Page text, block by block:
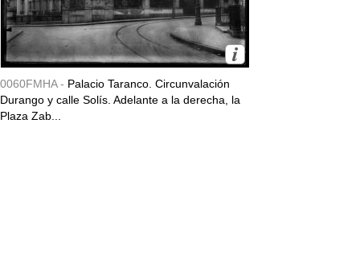
0060FMHA - Palacio Taranco. Circunvalación
Durango y calle Solís. Adelante a la derecha, la
Plaza Zab...